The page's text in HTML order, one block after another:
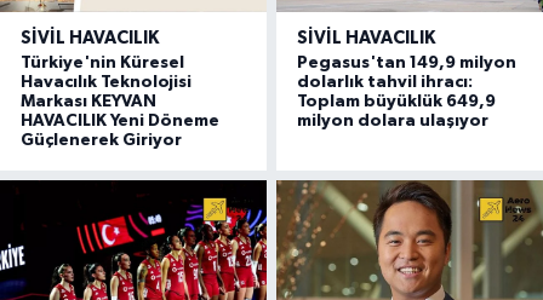
SIVIL HAVACILIK
Türkiye'nin Küresel
Havacılık Teknolojisi
Markası KEYVAN
HAVACILIK Yeni Döneme
Güçlenerek Giriyor
SIVIL HAVACILIK
Pegasus'tan 149,9 milyon
dolarlık tahvil ihracı:
Toplam büyüklük 649,9
milyon dolara ulaşıyor